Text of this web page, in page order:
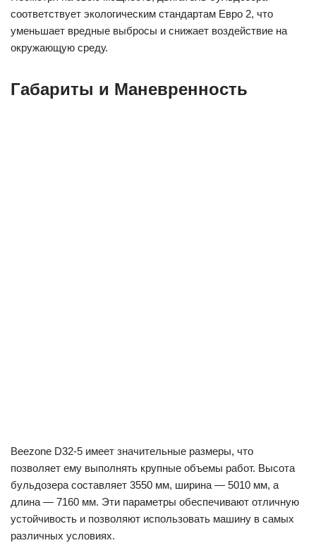
соответствует экологическим стандартам Евро 2, что
уменьшает вредные выбросы и снижает воздействие на
окружающую среду.
Габариты и Маневренность
Beezone D32-5 имеет значительные размеры, что
позволяет ему выполнять крупные объемы работ. Высота
бульдозера составляет 3550 мм, ширина — 5010 мм, а
длина — 7160 мм. Эти параметры обеспечивают отличную
устойчивость и позволяют использовать машину в самых
различных условиях.